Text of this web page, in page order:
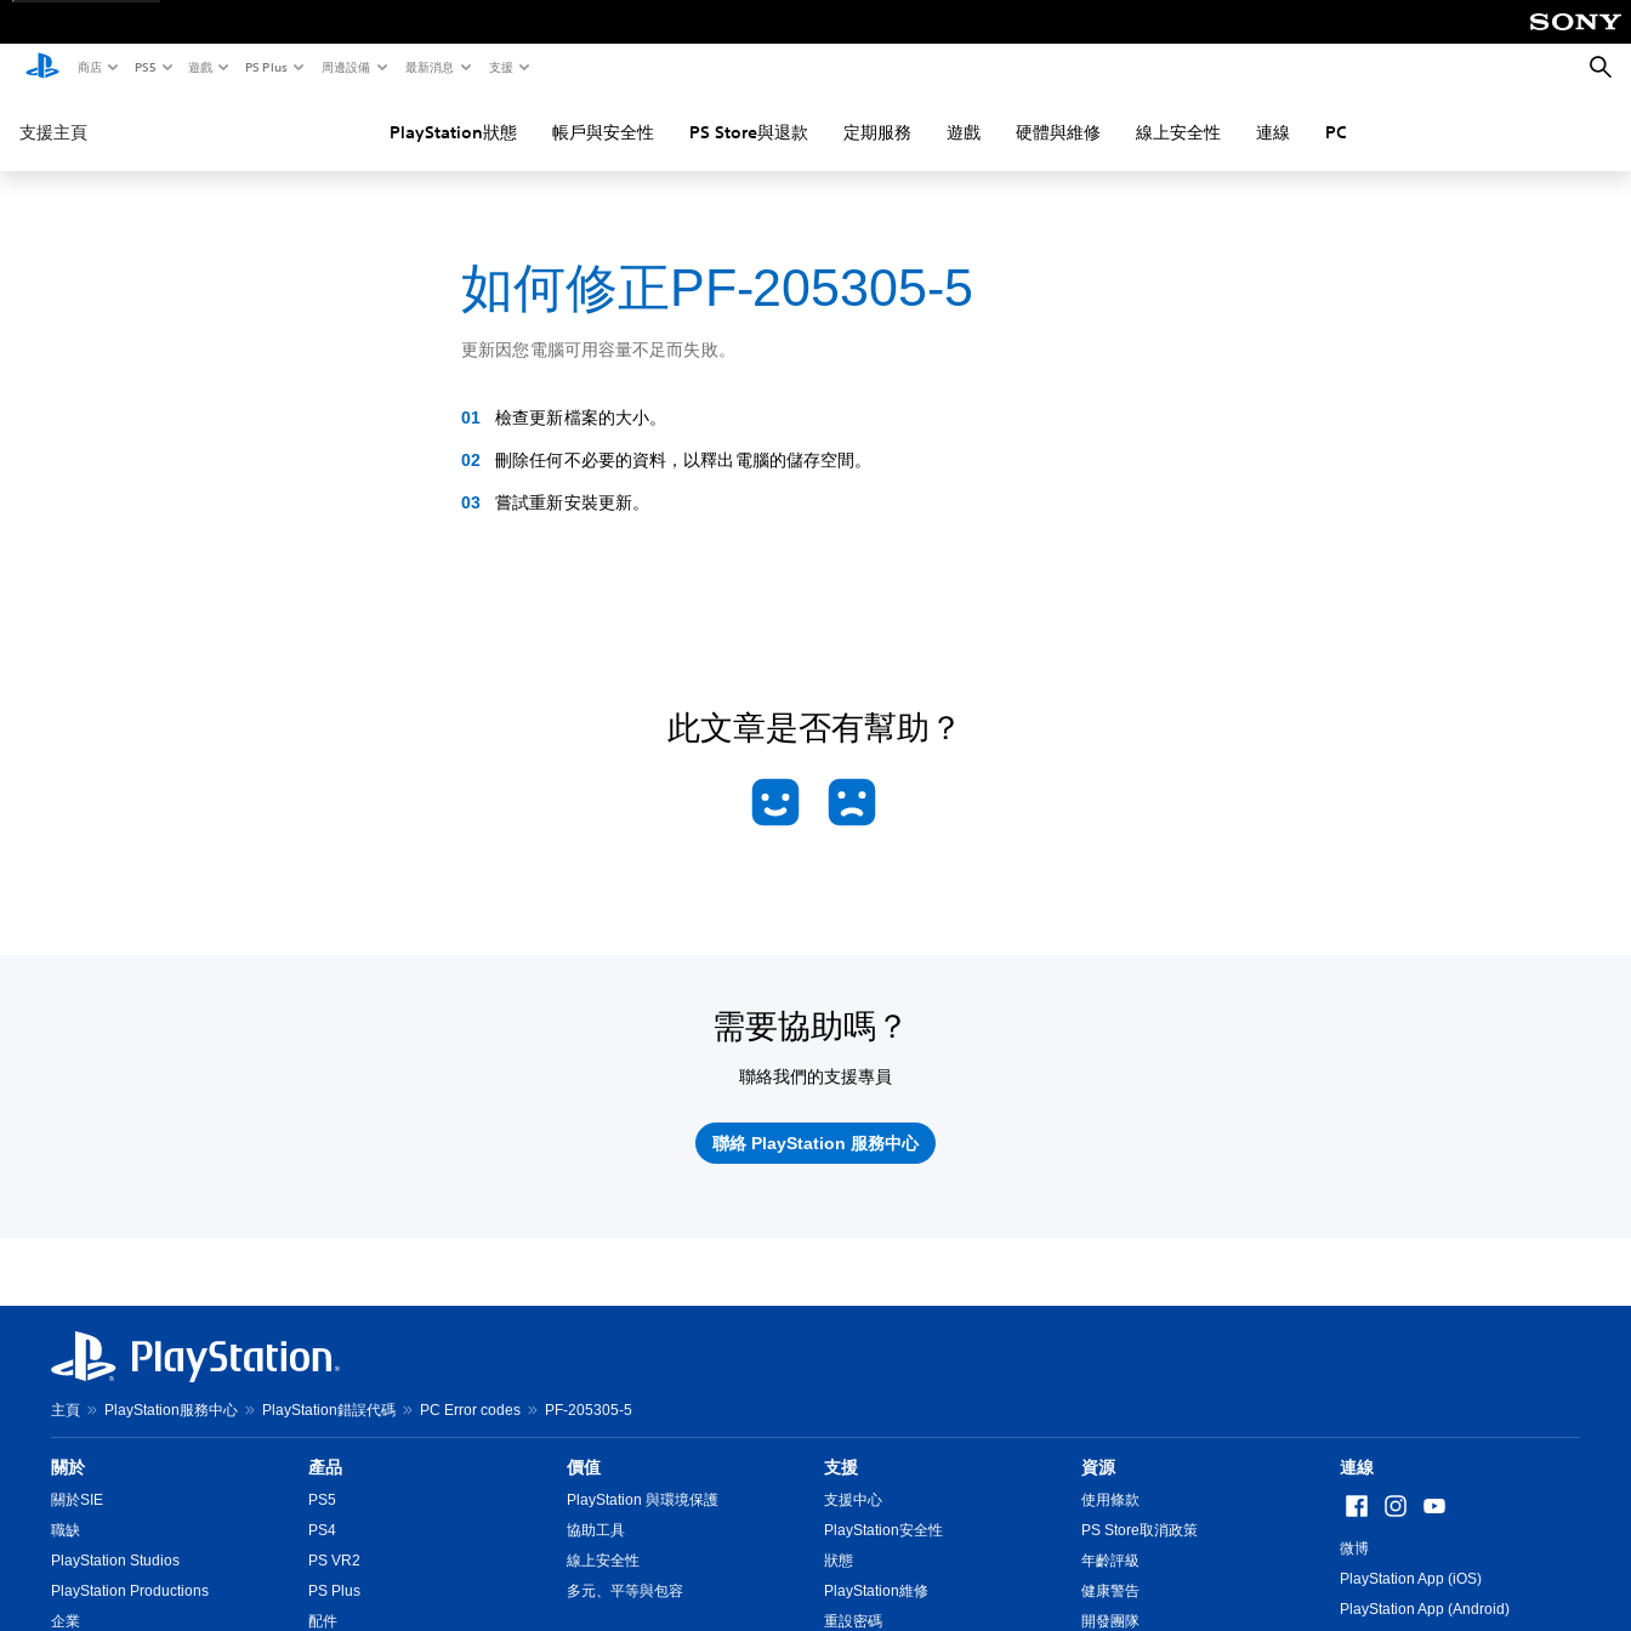
商店 PS5 遊戲 PS Plus 周邊設備 最新消息 支援
搜
尋
支援主頁 PlayStation狀態 帳戶與安全性 PS Store與退款 定期服務 遊戲 硬體與維修 線上安全性 連線 PC
如何修正PF-205305-5
更新因您電腦可用容量不足而失敗。
檢查更新檔案的大小。
刪除任何不必要的資料，以釋出電腦的儲存空間。
嘗試重新安裝更新。
此文章是否有幫助？
需要協助嗎？
聯絡我們的支援專員
聯絡 PlayStation 服務中心
主頁 PlayStation服務中心 PlayStation錯誤代碼 PC Error codes PF-205305-5
關於
關於SIE
職缺
PlayStation Studios
PlayStation Productions
企業
產品
PS5
PS4
PS VR2
PS Plus
配件
價值
PlayStation 與環境保護
協助工具
線上安全性
多元、平等與包容
支援
支援中心
PlayStation安全性
狀態
PlayStation維修
重設密碼
資源
使用條款
PS Store取消政策
年齡評級
健康警告
開發團隊
連線
微博
PlayStation App (iOS)
PlayStation App (Android)